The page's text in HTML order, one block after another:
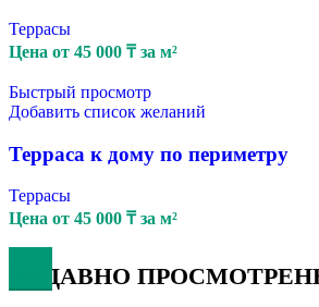
Террасы
Цена от 45 000 ₸ за м²
Быстрый просмотр
Добавить список желаний
Терраса к дому по периметру
Террасы
Цена от 45 000 ₸ за м²
НЕДАВНО